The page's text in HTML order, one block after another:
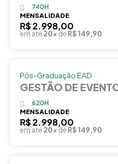
740H
MENSALIDADE
R$ 2.998,00
em até 20xde R$ 149,90
Pós-Graduação EAD
GESTÃO DE
620H
MENSALIDADE
R$ 2.998,00
em até 20xde R$ 149,90